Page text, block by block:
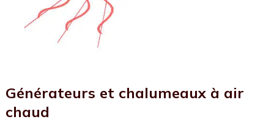
Générateurs et chalumeaux à air
chaud